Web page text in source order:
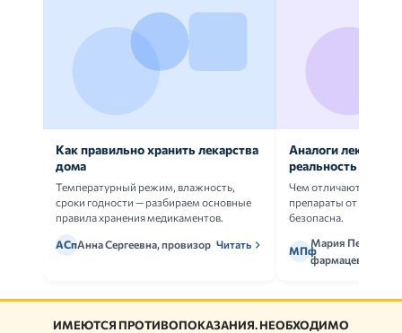
Как правильно хранить лекарства
дома
Температурный режим, влажность,
сроки годности — разбираем основные
правила хранения медикаментов.
АСпАнна Сергеевна, провизор Читать
Аналоги
реальность
Чем отличаются
препараты от
безопасна.
МПф
Мария Петрова,
фармацевт
ИМЕЮТСЯ ПРОТИВОПОКАЗАНИЯ. НЕОБХОДИМО